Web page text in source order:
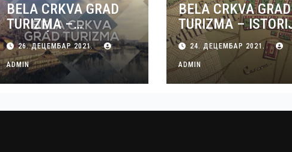
BELA CRKVA GRAD
TURIZMA –
MOGUĆNOSTI
KULTURNOG TURIZMA
U BELOJ CRKVI
(VIDEO)
26. ДЕЦЕМБАР 2021.
ADMIN
BELA CRKVA GRAD
TURIZMA –
BELE CRKVE
24. ДЕЦЕМБАР 2021.
ADMIN